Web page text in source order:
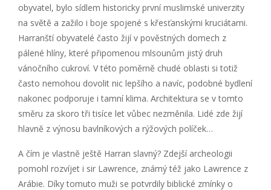
obyvatel, bylo sídlem historicky první muslimské univerzity
na světě a zažilo i boje spojené s křesťanskými kruciátami.
Harranští obyvatelé často žijí v pověstných domech z
pálené hlíny, které připomenou mlsounům jistý druh
vánočního cukroví. V této poměrně chudé oblasti si totiž
často nemohou dovolit nic lepšího a navíc, podobné bydlení
nakonec podporuje i tamní klima. Architektura se v tomto
směru za skoro tři tisíce let vůbec nezměnila. Lidé zde žijí
hlavně z výnosu bavlníkových a rýžových políček…
A čím je vlastně ještě Harran slavný? Zdejší archeologii
pomohl rozvíjet i sir Lawrence, známý též jako Lawrence z
Arábie. Díky tomuto muži se potvrdily biblické zmínky o